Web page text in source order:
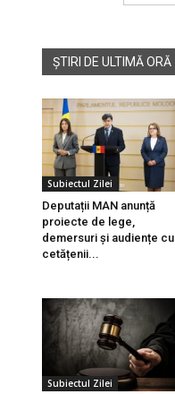
ȘTIRI DE ULTIMĂ ORĂ
Subiectul Zilei
Deputații MAN anunță
proiecte de lege,
demersuri și audiențe cu
cetățenii...
Subiectul Zilei